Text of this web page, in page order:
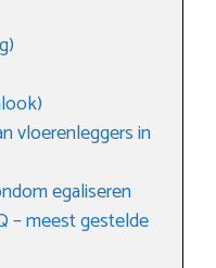
vloerenleggers in
egaliseren
– meest gestelde